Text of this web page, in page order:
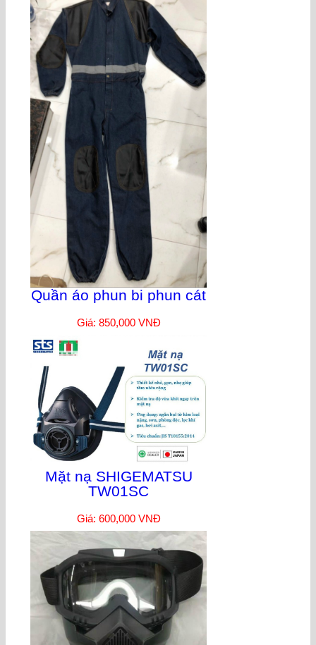
Quần áo phun bi phun cát
Giá: 850,000 VNĐ
Mặt nạ SHIGEMATSU
TW01SC
Giá: 600,000 VNĐ